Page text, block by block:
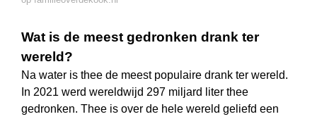
Wat is de meest gedronken drank ter
wereld?
Na water is thee de meest populaire drank ter wereld.
In 2021 werd wereldwijd 297 miljard liter thee
gedronken. Thee is over de hele wereld geliefd een